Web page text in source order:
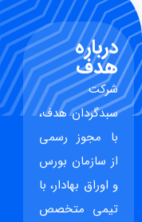
درباره
هدف
شرکت
سبدگردان هدف،
با مجوز رسمی
از سازمان بورس
و اوراق بهادار، با
تیمی متخصص